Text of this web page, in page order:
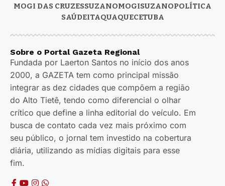
MOGI DAS CRUZESSUZANOMOGISUZANOPOLÍTICA
SAÚDEITAQUAQUECETUBA
Sobre o Portal Gazeta Regional
Fundada por Laerton Santos no início dos anos
2000, a GAZETA tem como principal missão
integrar as dez cidades que compõem a região
do Alto Tietê, tendo como diferencial o olhar
crítico que define a linha editorial do veículo. Em
busca de contato cada vez mais próximo com
seu público, o jornal tem investido na cobertura
diária, utilizando as mídias digitais para esse
fim.